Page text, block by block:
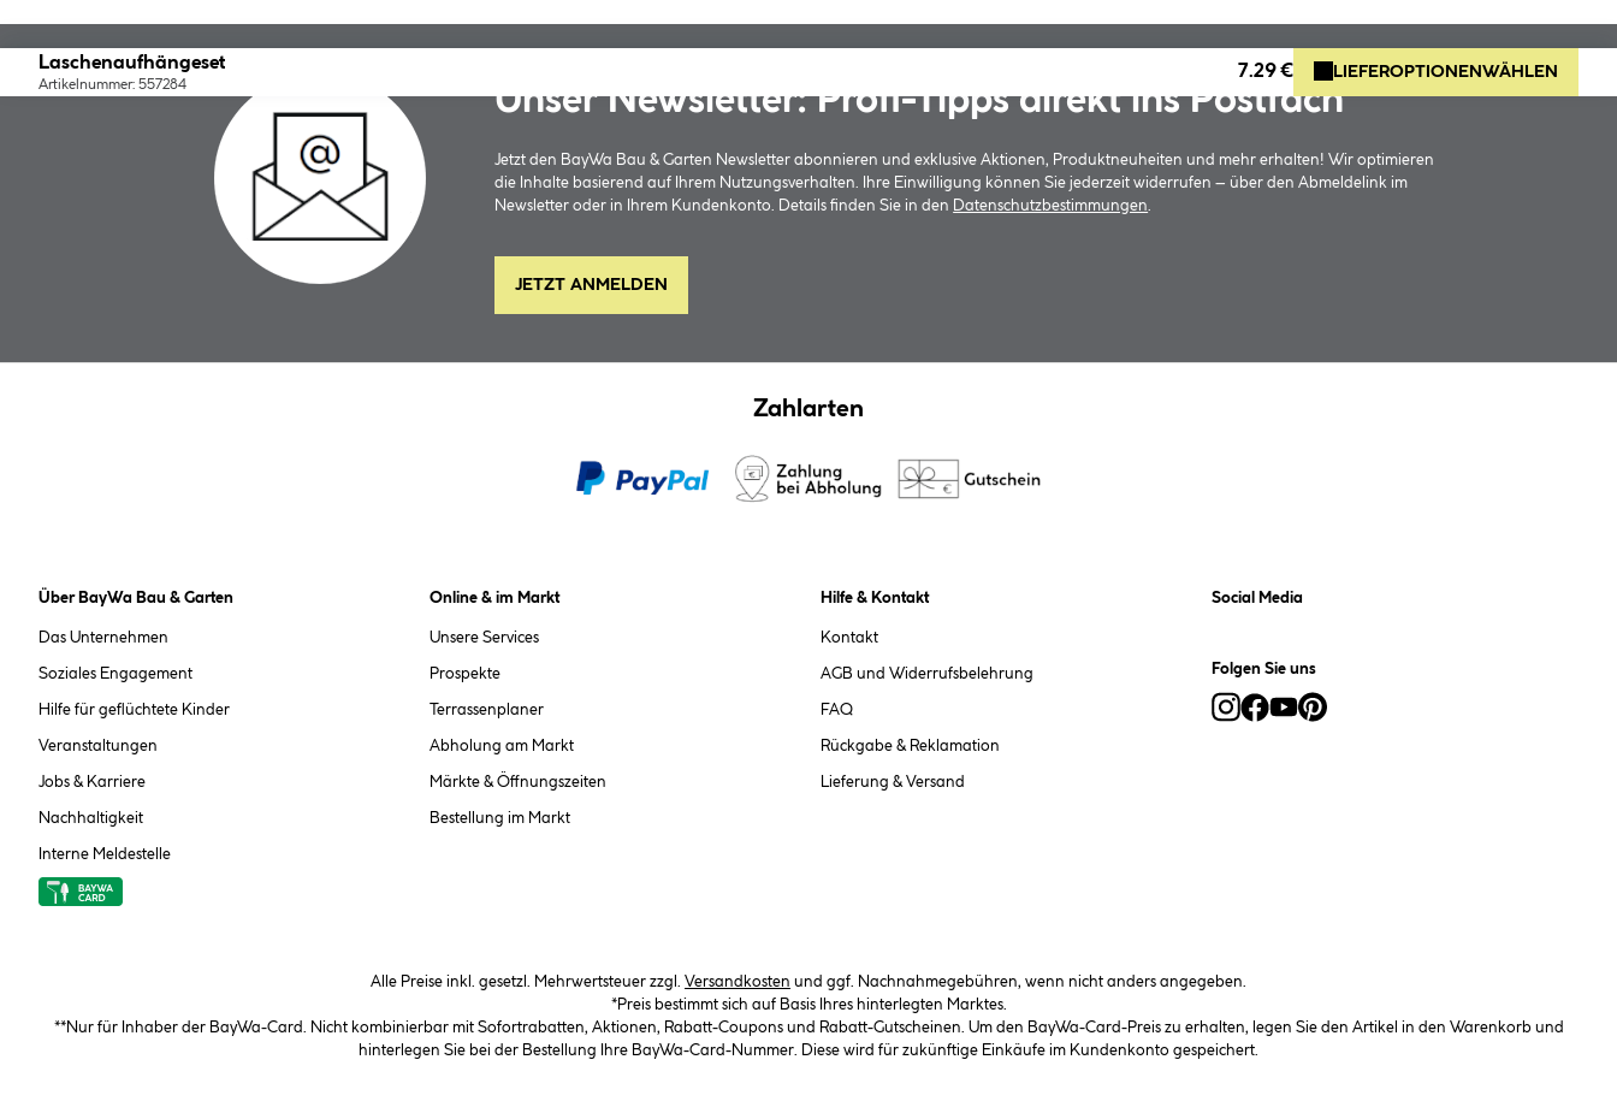
Laschenaufhängeset
Artikelnummer: 557284
7.29 € LIEFEROPTIONEN WÄHLEN
Unser Newsletter: Profi-Tipps direkt ins Postfach
Jetzt den BayWa Bau & Garten Newsletter abonnieren und exklusive Aktionen, Produktneuheiten und mehr erhalten! Wir optimieren
die Inhalte basierend auf Ihrem Nutzungsverhalten. Ihre Einwilligung können Sie jederzeit widerrufen – über den Abmeldelink im
Newsletter oder in Ihrem Kundenkonto. Details finden Sie in den
Datenschutzbestimmungen
JETZT ANMELDEN
Zahlarten
Über BayWa Bau & Garten
Das Unternehmen
Soziales Engagement
Hilfe für geflüchtete Kinder
Veranstaltungen
Jobs & Karriere
Nachhaltigkeit
Interne Meldestelle
Online & im Markt
Unsere Services
Prospekte
Terrassenplaner
Abholung am Markt
Märkte & Öffnungszeiten
Bestellung im Markt
Hilfe & Kontakt
Kontakt
AGB und Widerrufsbelehrung
FAQ
Rückgabe & Reklamation
Lieferung & Versand
Social Media
Folgen Sie uns
Alle Preise inkl. gesetzl. Mehrwertsteuer zzgl. Versandkosten und ggf. Nachnahmegebühren, wenn nicht anders angegeben.
*Preis bestimmt sich auf Basis Ihres hinterlegten Marktes.
**Nur für Inhaber der BayWa-Card. Nicht kombinierbar mit Sofortrabatten, Aktionen, Rabatt-Coupons und Rabatt-Gutscheinen. Um den BayWa-Card-Preis zu erhalten, legen Sie den Artikel in den Warenkorb und
hinterlegen Sie bei der Bestellung Ihre BayWa-Card-Nummer. Diese wird für zukünftige Einkäufe im Kundenkonto gespeichert.